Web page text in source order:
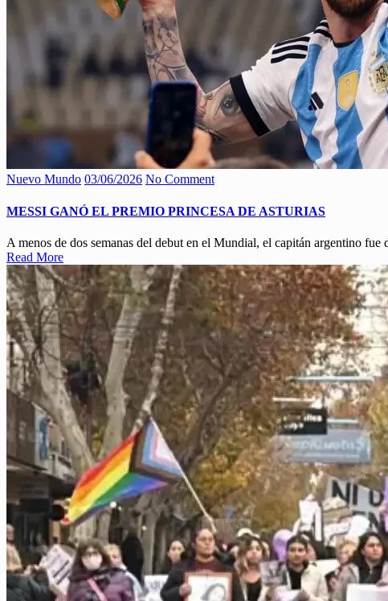
Nuevo Mundo 03/06/2026 No Comment
MESSI GANÓ EL PREMIO PRINCESA DE ASTURIAS
A menos de dos semanas del debut en el Mundial, el capitán argentino
Read More